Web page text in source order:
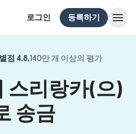
로그인 등록하기
점 4.8,140만 개 이상의 평가
스리랑카(으)
송금